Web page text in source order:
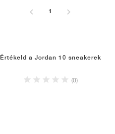
1
Értékeld a Jordan 10 sneakerek
(0)